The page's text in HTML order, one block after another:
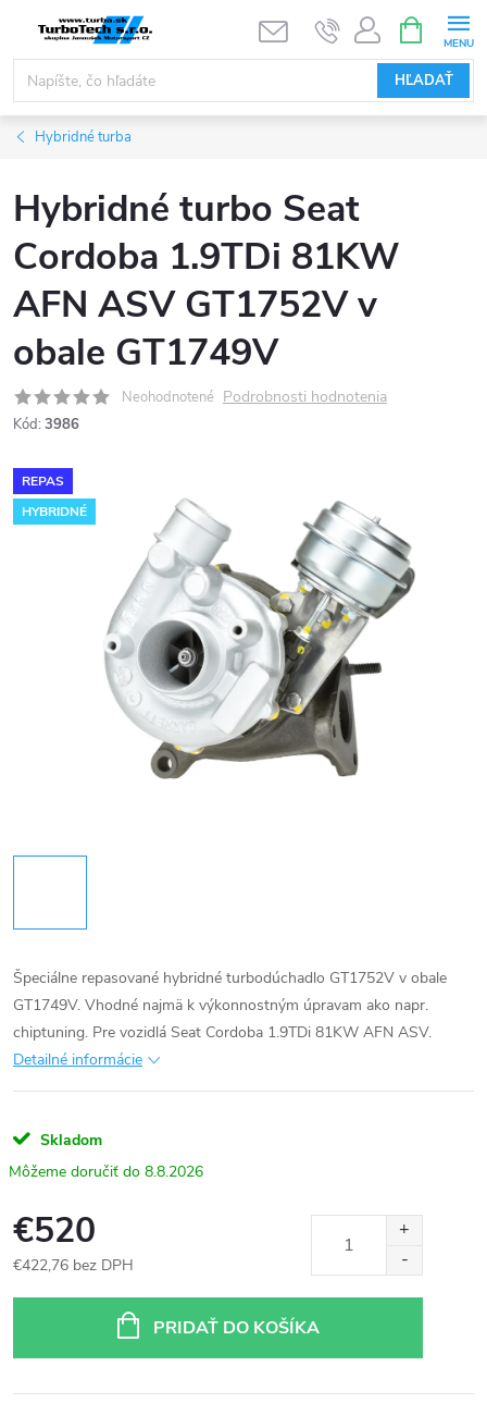
obsah
HĽADAŤ
KOŠÍK
Hybridné turba
Hybridné turbo Seat
Cordoba 1.9TDi 81KW
AFN ASV GT1752V v
obale GT1749V
Neohodnotené Podrobnosti hodnotenia
Kód: 3986
REPAS
HYBRIDNÉ
Špeciálne repasované hybridné turbodúchadlo GT1752V v obale
GT1749V. Vhodné najmä k výkonnostným úpravam ako napr.
chiptuning. Pre vozidlá Seat Cordoba 1.9TDi 81KW AFN ASV.
Detailné informácie
Skladom
8.8.2026
€520
€422,76 bez DPH
PRIDAŤ DO KOŠÍKA